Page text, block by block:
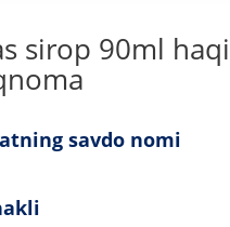
sirop 90ml
savdo nomi